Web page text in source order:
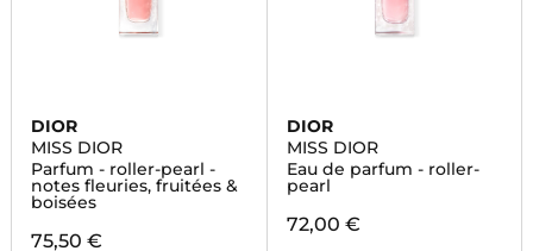
DIOR
MISS DIOR
Parfum - roller-pearl -
notes fleuries, fruitées &
boisées
75,50 €
DIOR
MISS DIOR
Eau de parfum - roller-
pearl
72,00 €